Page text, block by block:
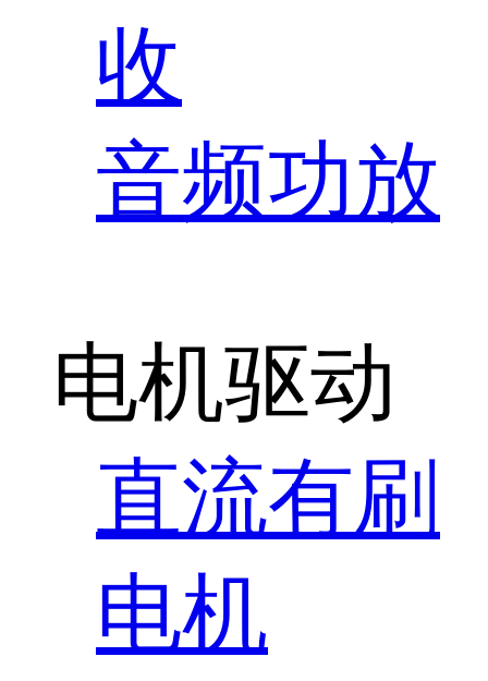
收
音频功放
电机驱动
直流有刷
电机